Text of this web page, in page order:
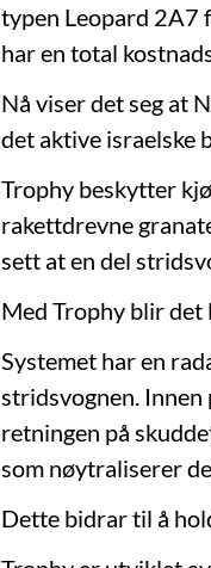
typen Leopard 2A7
har en total
Nå viser det seg at
det aktive israelske
Trophy beskytter
rakettdrevne
sett at en del
Med Trophy blir det
Systemet har en
stridsvognen.
retningen på
som nøytraliserer
Dette bidrar til å